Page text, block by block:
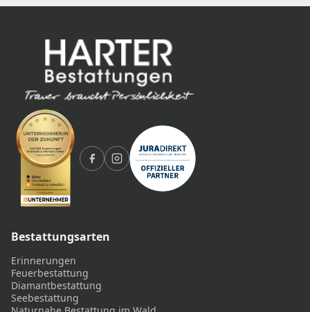
Bestattungsarten
Erinnerungen
Feuerbestattung
Diamantbestattung
Seebestattung